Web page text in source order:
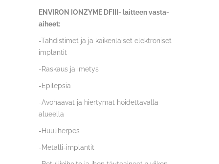
ENVIRON IONZYME DFIII- laitteen vasta-
aiheet:
-Tahdistimet ja ja kaikenlaiset elektroniset
implantit
-Raskaus ja imetys
-Epilepsia
-Avohaavat ja hiertymät hoidettavalla
alueella
-Huuliherpes
-Metalli-implantit